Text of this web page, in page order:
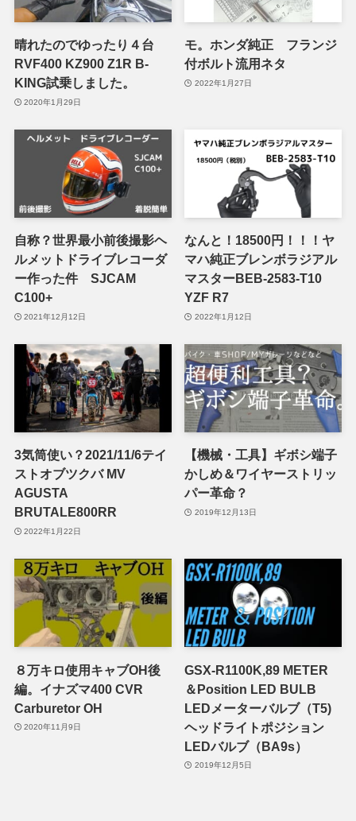
晴れたのでゆったり４台
RVF400 KZ900 Z1R B-
KING試乗しました。
2020年1月29日
モ。ホンダ純正 フランジ
付ボルト流用ネタ
2022年1月27日
自称？世界最小前後撮影ヘ
ルメットドライブレコーダ
ー作った件 SJCAM
C100+
2021年12月12日
なんと！18500円！！！ヤ
マハ純正ブレンボラジアル
マスターBEB-2583-T10
YZF R7
2022年1月12日
3気筒使い？2021/11/6テイ
ストオブツクバ MV
AGUSTA
BRUTALE800RR
2022年1月22日
【機械・工具】ギボシ端子
かしめ＆ワイヤーストリッ
パー革命？
2019年12月13日
８万キロ使用キャブOH後
編。イナズマ400 CVR
Carburetor OH
2020年11月9日
GSX-R1100K,89 METER
＆Position LED BULB
LEDメーターバルブ（T5)
ヘッドライトポジション
LEDバルブ（BA9s）
2019年12月5日